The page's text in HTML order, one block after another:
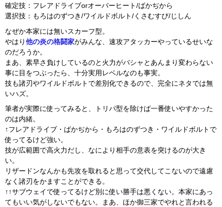
確定技：フレアドライブorオーバーヒート/ばかぢから
選択技：もろはのずつき/ワイルドボルト/くさむすび/じしん
なぜか本家には無いスカーフ型。
やはり他の炎の格闘家がみんな、速攻アタッカーやっているせいな
のだろうか。
まあ、素早さ負けしているのと火力がバシャとあんまり変わらない
事に目をつぶったら、十分実用レベルなのも事実。
技も諸刃やワイルドボルトで差別化できるので、完全にネタでは無
いハズ。
筆者が実際に使ってみると、トリパ型を除けば一番使いやすかった
のは内緒。
↑フレアドライブ・ばかぢから・もろはのずつき・ワイルドボルトで
使ってるけど強い。
技が広範囲で高火力だし、なにより相手の意表を突けるのが大き
い。
リザードンなんかも先攻を取れると思って交代してこないので遠慮
なく諸刃をかますことができる。
↑↑サブウェイで使ってるけど別に使い勝手は悪くない。本家にあっ
てもいい気がしないでもない。まあ、ほか御三家でやれと言われる